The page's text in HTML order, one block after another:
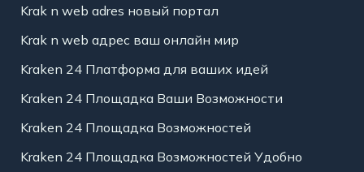
Krak n web adres новый портал
Krak n web адрес ваш онлайн мир
Kraken 24 Платформа для ваших идей
Kraken 24 Площадка Ваши Возможности
Kraken 24 Площадка Возможностей
Kraken 24 Площадка Возможностей Удобно